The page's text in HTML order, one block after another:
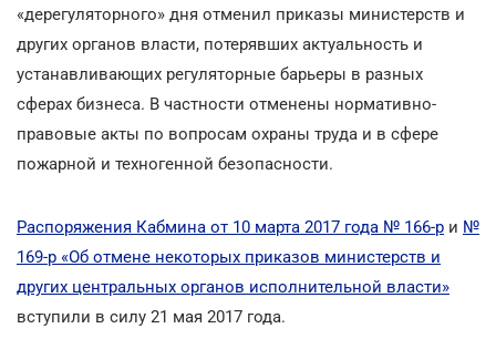
«дерегуляторного» дня отменил приказы министерств и
других органов власти, потерявших актуальность и
устанавливающих регуляторные барьеры в разных
сферах бизнеса. В частности отменены нормативно-
правовые акты по вопросам охраны труда и в сфере
пожарной и техногенной безопасности.
Распоряжения Кабмина от 10 марта 2017 года № 166-р и №
169-р «Об отмене некоторых приказов министерств и
других центральных органов исполнительной власти»
вступили в силу 21 мая 2017 года.